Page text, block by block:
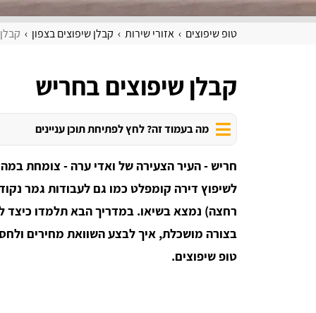
טופ שיפוצים אזורי שירות קבלן שיפוצים בצפון
קבלן שיפוצים בחריש
מה בעמוד זה? לחץ לפתיחת תוכן עניינים
חריש - העיר הצעירה של ואדי ערה - צומחת
לשיפוץ דירה קומפלט כמו גם לעבודות גמר
רחצה) נמצא בשיאו. במדריך הבא תלמדו כיצד
טופ שיפוצים.